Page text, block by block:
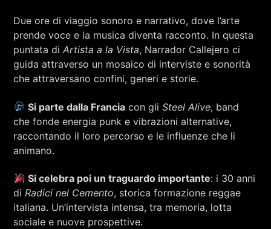
+393401974468
Sostieni Radio Città Aperta
Due ore di viaggio sonoro e narrativo, dove l’arte
prende voce e la musica diventa racconto. In questa
puntata diArtista a la Vista, Narrador Callejero ci
guida attraverso un mosaico di interviste e sonorità
che attraversano confini, generi e storie.
Si parte dalla Franciacon gli Steel Alive, band
che fonde energia punk e vibrazioni alternative,
raccontando il loro percorso e le influenze che li
animano.
Si celebra poi un traguardo importante: i 30 anni
diRadici nel Cemento, storica formazione reggae
italiana. Un’intervista intensa, tra memoria, lotta
sociale e nuove prospettive.